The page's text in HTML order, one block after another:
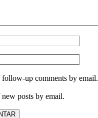
up comments by email.
posts by email.